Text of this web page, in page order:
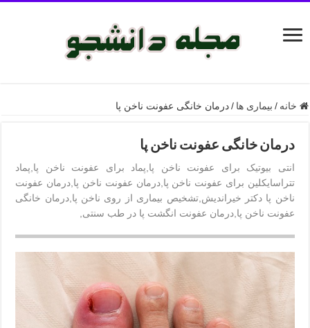
خانه / بیماری ها / درمان خانگی عفونت ناخن پا
درمان خانگی عفونت ناخن پا
انتی بیوتیک برای عفونت ناخن پا,پماد برای عفونت ناخن پا,پماد
تتراسایکلین برای عفونت ناخن پا,درمان عفونت ناخن پا,درمان عفونت
ناخن پا دکتر خیراندیش,تشخیص بیماری از روی ناخن پا,درمان خانگی
عفونت ناخن پا,درمان عفونت انگشت پا در طب سنتی,